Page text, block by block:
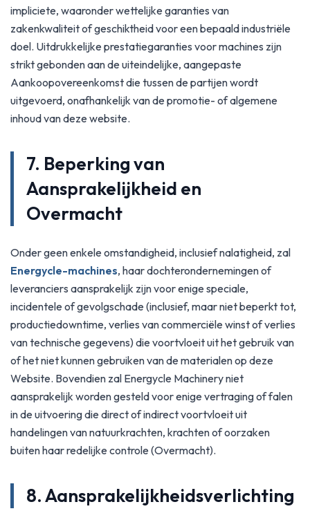
impliciete, waaronder wettelijke garanties van
zakenkwaliteit of geschiktheid voor een bepaald industriële
doel. Uitdrukkelijke prestatiegaranties voor machines zijn
strikt gebonden aan de uiteindelijke, aangepaste
Aankoopovereenkomst die tussen de partijen wordt
uitgevoerd, onafhankelijk van de promotie- of algemene
inhoud van deze website.
7. Beperking van
Aansprakelijkheid en
Overmacht
Onder geen enkele omstandigheid, inclusief nalatigheid, zal
Energycle-machines, haar dochterondernemingen of
leveranciers aansprakelijk zijn voor enige speciale,
incidentele of gevolgschade (inclusief, maar niet beperkt tot,
productiedowntime, verlies van commerciële winst of verlies
van technische gegevens) die voortvloeit uit het gebruik van
of het niet kunnen gebruiken van de materialen op deze
Website. Bovendien zal Energycle Machinery niet
aansprakelijk worden gesteld voor enige vertraging of falen
in de uitvoering die direct of indirect voortvloeit uit
handelingen van natuurkrachten, krachten of oorzaken
buiten haar redelijke controle (Overmacht).
8. Aansprakelijkheidsverlichting